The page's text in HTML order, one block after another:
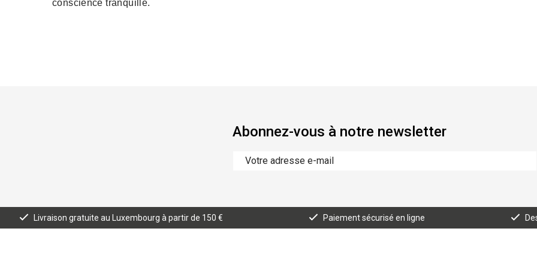
conscience tranquille.
Abonnez-vous à notre newsletter
Livraison gratuite au Luxembourg à partir de 150 € Paiement sécurisé en ligne